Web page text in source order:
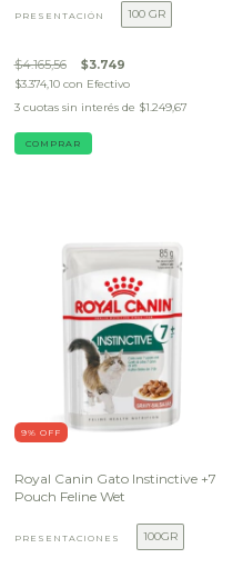
PRESENTACIÓN 100 GR
$4.165,56 $3.749
$3.374,10 con Efectivo
3 cuotas sin interés de $1.249,67
COMPRAR
9% OFF
Royal Canin Gato Instinctive +7
Pouch Feline Wet
PRESENTACIONES 100GR